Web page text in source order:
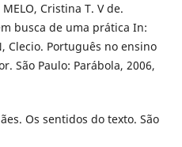
Cristina T. V de.
busca de uma prática In:
Clecio. Português no ensino
São Paulo: Parábola, 2006,
Os sentidos do texto. São